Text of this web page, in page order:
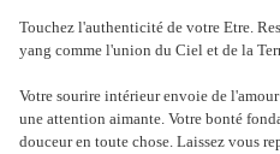
Touchez l'authenticité de votre Etre.
yang comme l'union du Ciel et de la
Votre sourire intérieur envoie de
une attention aimante. Votre bonté
douceur en toute chose. Laissez vous